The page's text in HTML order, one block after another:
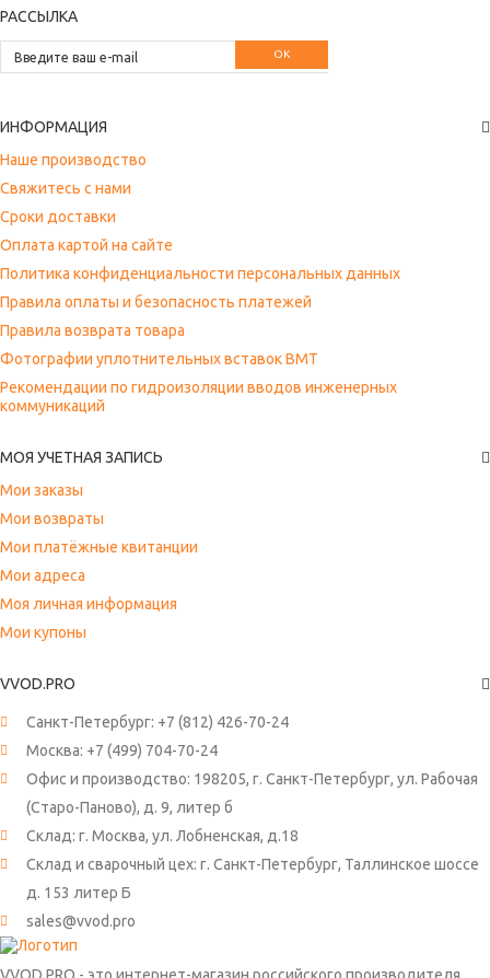
РАССЫЛКА
OK
ИНФОРМАЦИЯ
Наше производство
Свяжитесь с нами
Сроки доставки
Оплата картой на сайте
Политика конфиденциальности персональных данных
Правила оплаты и безопасность платежей
Правила возврата товара
Фотографии уплотнительных вставок ВМТ
Рекомендации по гидроизоляции вводов инженерных
коммуникаций
МОЯ УЧЕТНАЯ ЗАПИСЬ
Мои заказы
Мои возвраты
Мои платёжные квитанции
Мои адреса
Моя личная информация
Мои купоны
VVOD.PRO
Санкт-Петербург: +7 (812) 426-70-24
Москва: +7 (499) 704-70-24
Офис и производство: 198205, г. Санкт-Петербург, ул. Рабочая
(Старо-Паново), д. 9, литер б
Склад: г. Москва, ул. Лобненская, д.18
Склад и сварочный цех: г. Санкт-Петербург, Таллинское шоссе
д. 153 литер Б
sales@vvod.pro